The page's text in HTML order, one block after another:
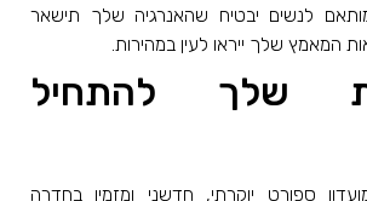
מותאם לנשים יבטיח שהאנרגיה שלך תישאר
המאמץ שלך ייראו לעין במהירות.
שלך להתחיל
ספורט יוקרתי, חדשני ומזמין בחדרה